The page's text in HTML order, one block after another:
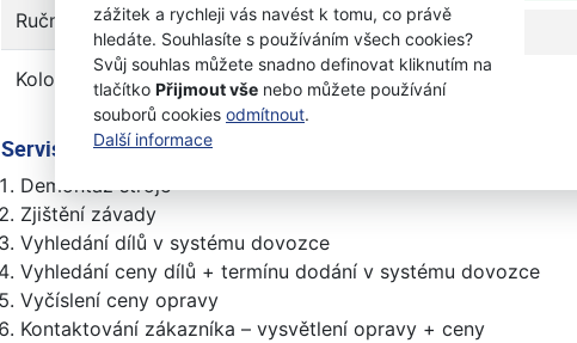
zážitek a rychleji vás navést k tomu, co právě
hledáte. Souhlasíte s používáním všech cookies?
Svůj souhlas můžete snadno definovat kliknutím na
tlačítko Přijmout vše nebo můžete používání
souborů cookies odmítnout.
Další informace
Ručně nesené stroje
Kolová technika (traktory, ridery) 950-2
Servisní poplatek obsahuje:
Demontáž stroje
Zjištění závady
Vyhledání dílů v systému dovozce
Vyhledání ceny dílů + termínu dodání v systému dovozce
Vyčíslení ceny opravy
Kontaktování zákazníka – vysvětlení opravy + ceny